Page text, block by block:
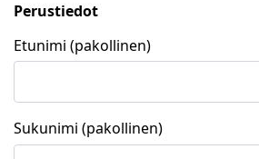
Perustiedot
Etunimi (pakollinen)
Sukunimi (pakollinen)